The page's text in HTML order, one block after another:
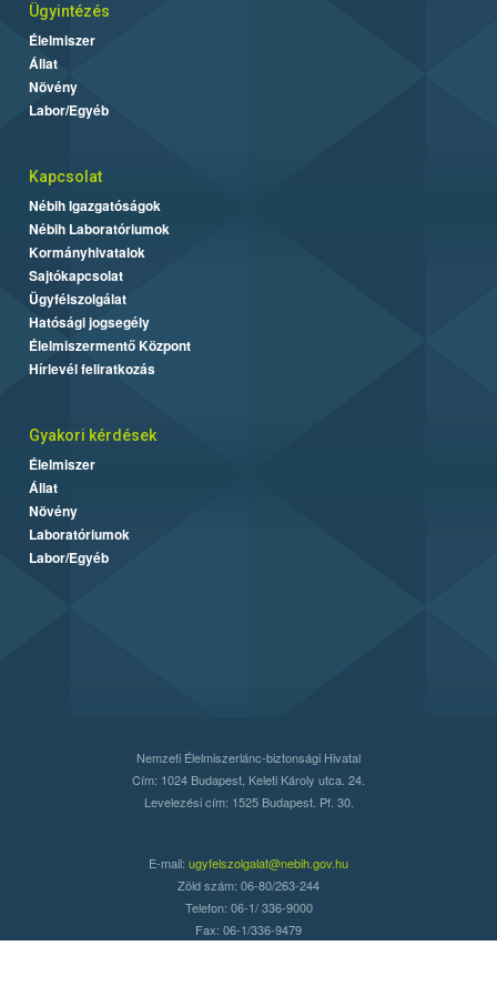
Ügyintézés
Élelmiszer
Állat
Növény
Labor/Egyéb
Kapcsolat
Nébih Igazgatóságok
Nébih Laboratóriumok
Kormányhivatalok
Sajtókapcsolat
Ügyfélszolgálat
Hatósági jogsegély
Élelmiszermentő Központ
Hírlevél feliratkozás
Gyakori kérdések
Élelmiszer
Állat
Növény
Laboratóriumok
Labor/Egyéb
Nemzeti Élelmiszerlánc-biztonsági Hivatal
Cím: 1024 Budapest, Keleti Károly utca. 24.
Levelezési cím: 1525 Budapest. Pf. 30.
E-mail: ugyfelszolgalat@nebih.gov.hu
Zöld szám: 06-80/263-244
Telefon: 06-1/ 336-9000
Fax: 06-1/336-9479